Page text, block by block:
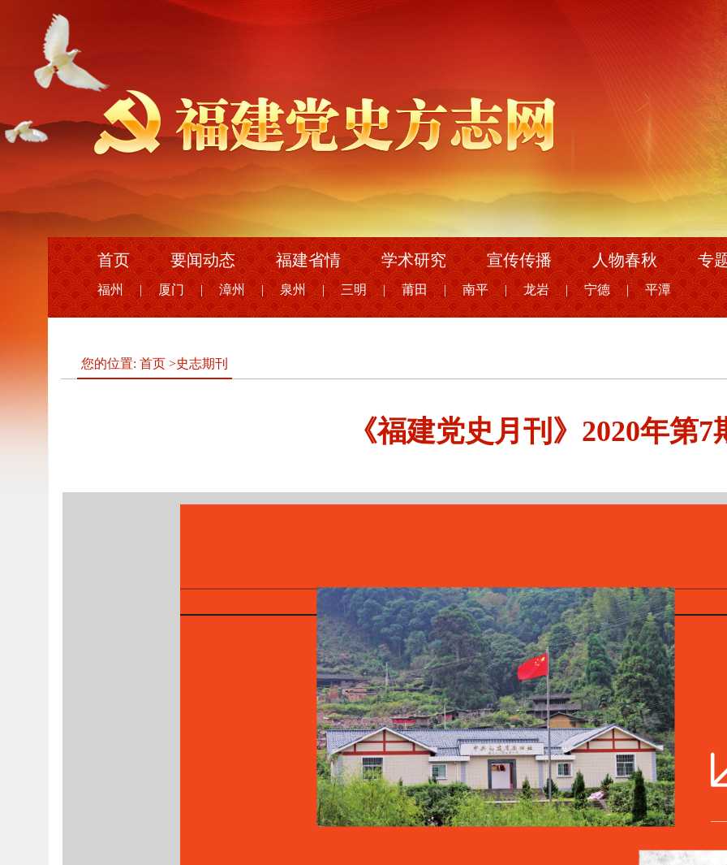
首页 要闻动态 福建省情 学术研究 宣传传播 人物春秋 专
福州 | 厦门 | 漳州 | 泉州 | 三明 | 莆田 | 南平 | 龙岩 | 宁德 | 平潭
您的位置: 首页>史志期刊
《福建党史月刊》2020年第7